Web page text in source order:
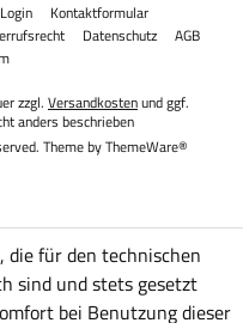
Kontaktformular
Datenschutz
AGB
zzgl. Versandkostenund ggf.
anders beschrieben
Theme byThemeWare®
die für den technischen
sind und stets gesetzt
bei Benutzung dieser